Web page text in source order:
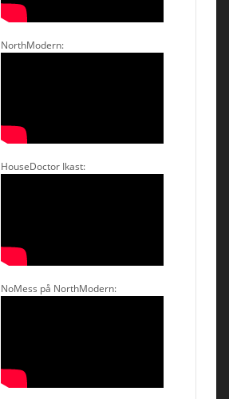
NorthModern:
HouseDoctor Ikast:
NoMess på NorthModern: